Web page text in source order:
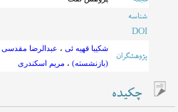
شناسه
DOI
پژوهشگران
شکیبا قهیه ئی ، عبدالرضا مقدسی
(بازنشسته) ، مریم اسکندری
چکیده